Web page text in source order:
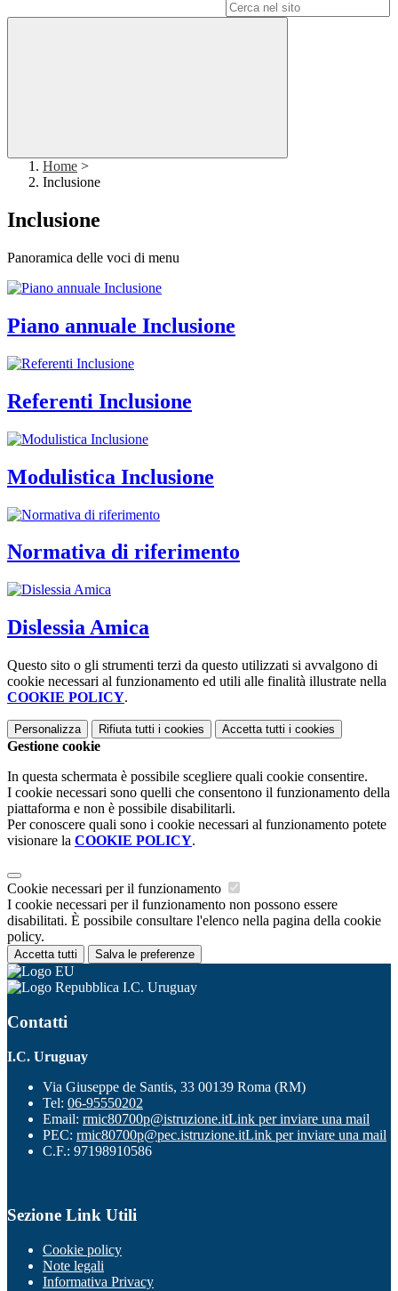
Home >
Inclusione
Inclusione
Panoramica delle voci di menu
Piano annuale Inclusione
Referenti Inclusione
Modulistica Inclusione
Normativa di riferimento
Dislessia Amica
Questo sito o gli strumenti terzi da questo utilizzati si avvalgono di
cookie necessari al funzionamento ed utili alle finalità illustrate nella
COOKIE POLICY.
Personalizza Rifiuta tutti i cookies Accetta tutti i cookies
Gestione cookie
In questa schermata è possibile scegliere quali cookie consentire.
I cookie necessari sono quelli che consentono il funzionamento della
piattaforma e non è possibile disabilitarli.
Per conoscere quali sono i cookie necessari al funzionamento potete
visionare la COOKIE POLICY.
Cookie necessari per il funzionamento
I cookie necessari per il funzionamento non possono essere
disabilitati. È possibile consultare l'elenco nella pagina della cookie
policy.
Accetta tutti Salva le preferenze
I.C. Uruguay
Contatti
I.C. Uruguay
Via Giuseppe de Santis, 33 00139 Roma (RM)
Tel: 06-95550202
Email: rmic80700p@istruzione.itLink per inviare una mail
PEC: rmic80700p@pec.istruzione.itLink per inviare una mail
C.F.: 97198910586
Sezione Link Utili
Cookie policy
Note legali
Informativa Privacy